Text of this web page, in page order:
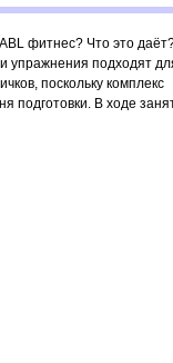
фитнес? Что это
упражнения подходят
поскольку комплекс
подготовки. В ходе